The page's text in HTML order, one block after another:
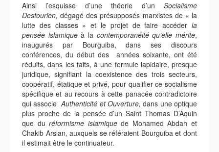
Ainsi l’esquisse d’une théorie d’un Socialisme
Destourien, dégagé des présupposés marxistes de « la
lutte des classes » et le projet de faire accéder la
pensée islamiqueà la contemporanéité qu’elle mérite,
inaugurés par Bourguiba, dans ses discours
conférences, du début des années soixante, ont été
réduits, dans les faits, à une formule lapidaire, presque
juridique, signifiant la coexistence des trois secteurs,
coopératif, étatique et privé, pour qualifier ce socialisme
spécifique et au recours à cette panacée contradictoire
qui associeAuthenticité et Ouverture,dans une optique
plus proche de la pensée d’un Saint Thomas D’Aquin
que duréformisme islamiquede Mohamed Abdah et
Chakib Arslan, auxquels se référaient Bourguiba et dont
il estimait être le continuateur.